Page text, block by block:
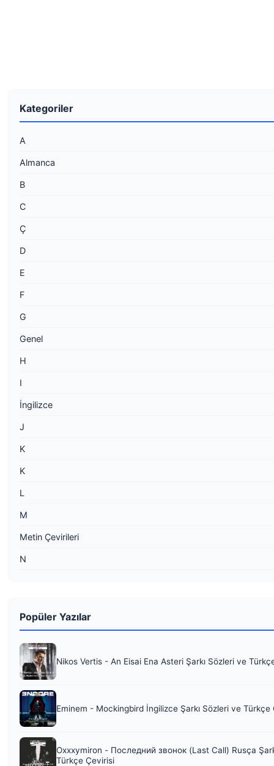
Kategoriler
A
Almanca
B
C
Ç
D
E
F
G
Genel
H
I
İngilizce
J
K
K
L
M
Metin Çevirileri
N
Popüler Yazılar
Nikos Vertis - An Eisai Ena Asteri Şarkı Sözleri ve
Eminem - Mockingbird İngilizce Şarkı Sözleri ve Türkçe
Oxxxymiron - Последний звонок (Last Call) Rusça
Türkçe Çevirisi